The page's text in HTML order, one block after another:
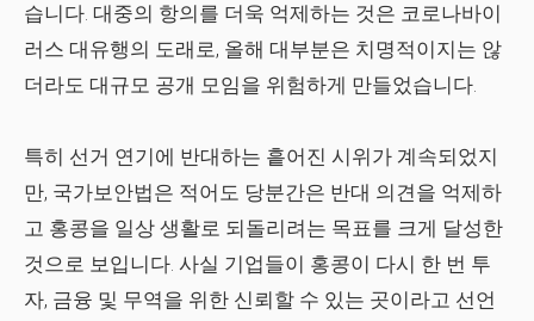
습니다. 대중의 항의를 더욱 억제하는 것은 코로나바이
러스 대유행의 도래로, 올해 대부분은 치명적이지는 않
더라도 대규모 공개 모임을 위험하게 만들었습니다.
특히 선거 연기에 반대하는 흩어진 시위가 계속되었지
만, 국가보안법은 적어도 당분간은 반대 의견을 억제하
고 홍콩을 일상 생활로 되돌리려는 목표를 크게 달성한
것으로 보입니다. 사실 기업들이 홍콩이 다시 한 번 투
자, 금융 및 무역을 위한 신뢰할 수 있는 곳이라고 선언